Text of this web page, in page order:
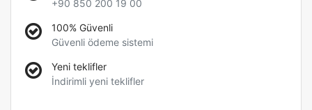
+90 850 200 19 00
100% Güvenli
Güvenli ödeme sistemi
Yeni teklifler
İndirimli yeni teklifler